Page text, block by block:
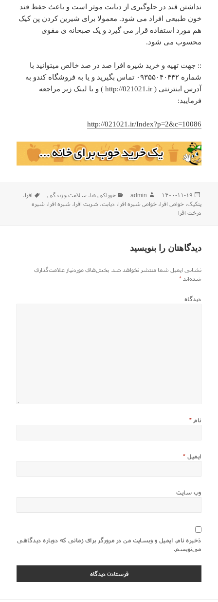
نداشتن قند در جلوگیری از دیابت موثر است و باعث حفظ قند
خون طبیعی افراد می شود. معمولا برای شیرین کردن پن کیک
هم مورد استفاده قرار می گیرد و یک صبحانه ی مقوی
محسوب می شود.
:: جهت تهیه و خرید شیره افرا صد در صد خالص میتوانید با
شماره ۰۹۳۵۵۰۴۰۴۴۲ تماس بگیرید و یا به فروشگاه کندو به
آدرس اینترنتی (http://021021.ir ) و یا لینک زیر مراجعه
فرمایید:
http://021021.ir/Index?p=2&c=10086
ارسال
شده
در
۱۴۰۰-۱۱-۱۹ نویسنده
admin دسته‌ها
خوراکی ها، سلامت و زندگی برچسب‌ها
افرا،
پنکیک،خواص افرا،خواص شیره افرا، دیابت، شربت افرا، شیره افرا، شیره
درخت افرا
دیدگاهتان را بنویسید
نشانی ایمیل شما منتشر نخواهد شد. بخش‌های موردنیاز علامت‌گذاری
شده‌اند*
دیدگاه
نام *
ایمیل *
وب‌ سایت
ذخیره نام، ایمیل و وبسایت من در مرورگر برای زمانی که دوباره دیدگاهی
می‌نویسم.